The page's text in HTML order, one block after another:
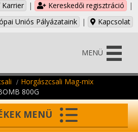
Karrier
| Kereskedői regisztráció
|
Uniós Pályázataink
| Kapcsolat
MENÜ
Horgászcsali Mag-mix
800G
MENÜ